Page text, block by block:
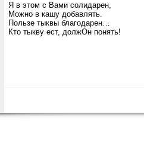
Я в этом с Вами солидарен,
Можно в кашу добавлять.
Пользе тыквы благодарен…
Кто тыкву ест, должОн понять!